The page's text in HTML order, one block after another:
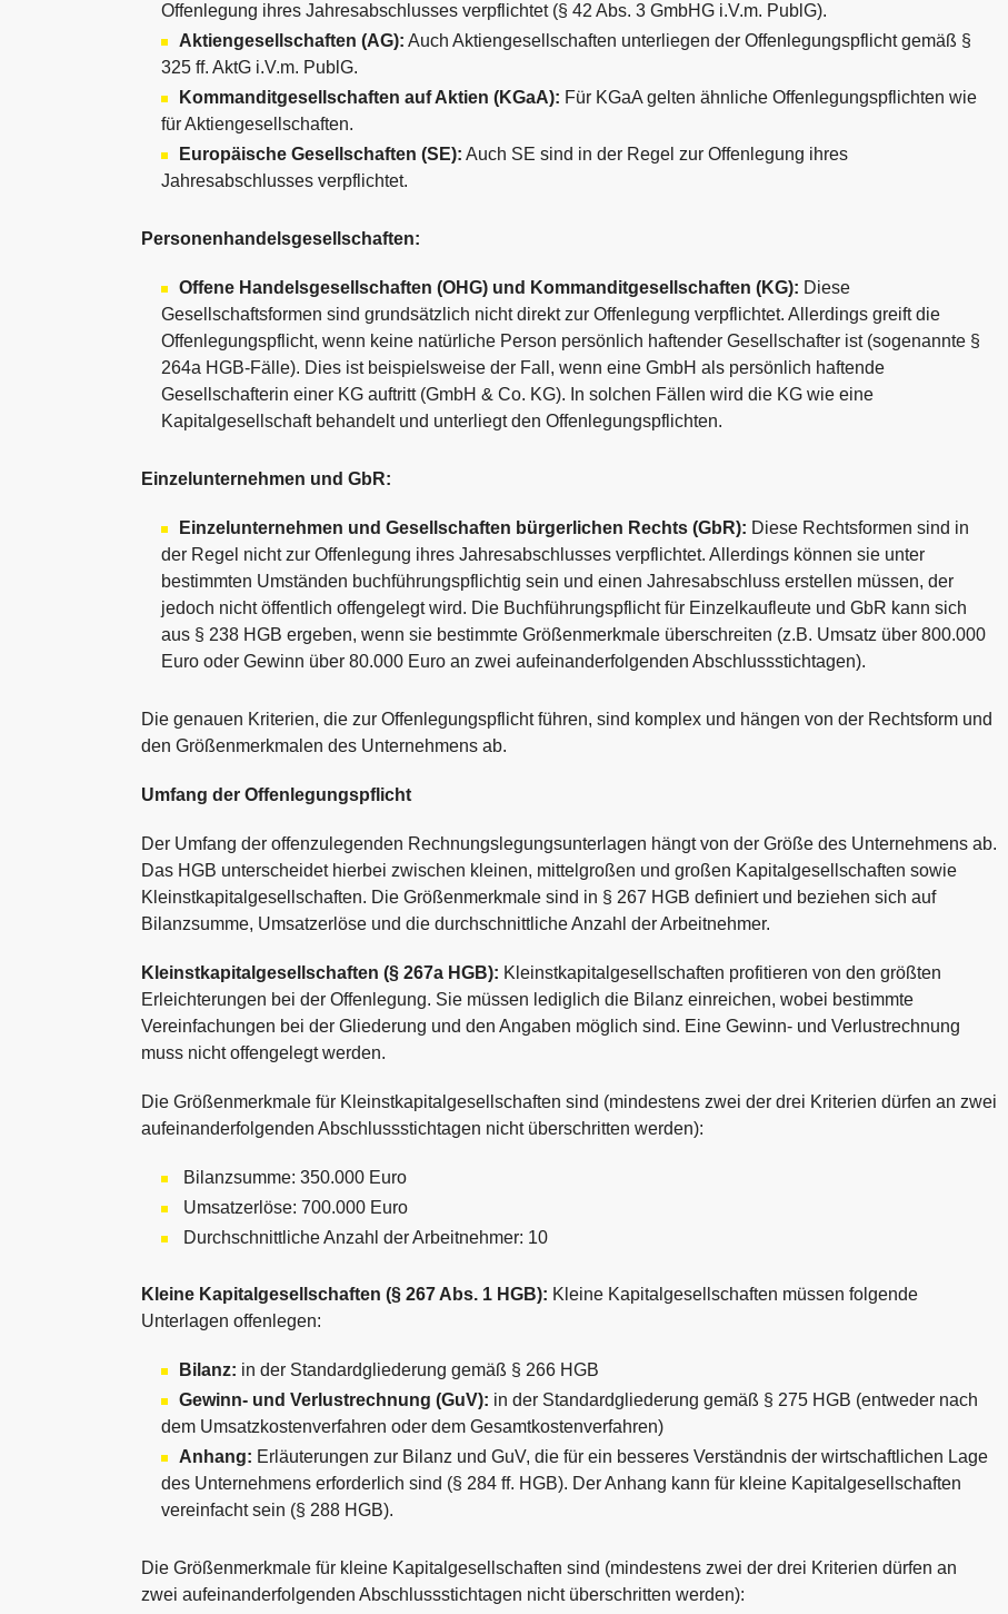
Offenlegung ihres Jahresabschlusses verpflichtet (§ 42 Abs. 3 GmbHG i.V.m. PublG).
Aktiengesellschaften (AG): Auch Aktiengesellschaften unterliegen der Offenlegungspflicht gemäß §
325 ff. AktG i.V.m. PublG.
Kommanditgesellschaften auf Aktien (KGaA): Für KGaA gelten ähnliche Offenlegungspflichten wie
für Aktiengesellschaften.
Europäische Gesellschaften (SE): Auch SE sind in der Regel zur Offenlegung ihres
Jahresabschlusses verpflichtet.
Personenhandelsgesellschaften:
Offene Handelsgesellschaften (OHG) und Kommanditgesellschaften (KG): Diese
Gesellschaftsformen sind grundsätzlich nicht direkt zur Offenlegung verpflichtet. Allerdings greift die
Offenlegungspflicht, wenn keine natürliche Person persönlich haftender Gesellschafter ist (sogenannte §
264a HGB-Fälle). Dies ist beispielsweise der Fall, wenn eine GmbH als persönlich haftende
Gesellschafterin einer KG auftritt (GmbH & Co. KG). In solchen Fällen wird die KG wie eine
Kapitalgesellschaft behandelt und unterliegt den Offenlegungspflichten.
Einzelunternehmen und GbR:
Einzelunternehmen und Gesellschaften bürgerlichen Rechts (GbR): Diese Rechtsformen sind in
der Regel nicht zur Offenlegung ihres Jahresabschlusses verpflichtet. Allerdings können sie unter
bestimmten Umständen buchführungspflichtig sein und einen Jahresabschluss erstellen müssen, der
jedoch nicht öffentlich offengelegt wird. Die Buchführungspflicht für Einzelkaufleute und GbR kann sich
aus § 238 HGB ergeben, wenn sie bestimmte Größenmerkmale überschreiten (z.B. Umsatz über 800.000
Euro oder Gewinn über 80.000 Euro an zwei aufeinanderfolgenden Abschlussstichtagen).
Die genauen Kriterien, die zur Offenlegungspflicht führen, sind komplex und hängen von der Rechtsform und
den Größenmerkmalen des Unternehmens ab.
Umfang der Offenlegungspflicht
Der Umfang der offenzulegenden Rechnungslegungsunterlagen hängt von der Größe des Unternehmens ab.
Das HGB unterscheidet hierbei zwischen kleinen, mittelgroßen und großen Kapitalgesellschaften sowie
Kleinstkapitalgesellschaften. Die Größenmerkmale sind in § 267 HGB definiert und beziehen sich auf
Bilanzsumme, Umsatzerlöse und die durchschnittliche Anzahl der Arbeitnehmer.
Kleinstkapitalgesellschaften (§ 267a HGB): Kleinstkapitalgesellschaften profitieren von den größten
Erleichterungen bei der Offenlegung. Sie müssen lediglich die Bilanz einreichen, wobei bestimmte
Vereinfachungen bei der Gliederung und den Angaben möglich sind. Eine Gewinn- und Verlustrechnung
muss nicht offengelegt werden.
Die Größenmerkmale für Kleinstkapitalgesellschaften sind (mindestens zwei der drei Kriterien dürfen an zwei
aufeinanderfolgenden Abschlussstichtagen nicht überschritten werden):
Bilanzsumme: 350.000 Euro
Umsatzerlöse: 700.000 Euro
Durchschnittliche Anzahl der Arbeitnehmer: 10
Kleine Kapitalgesellschaften (§ 267 Abs. 1 HGB): Kleine Kapitalgesellschaften müssen folgende
Unterlagen offenlegen:
Bilanz: in der Standardgliederung gemäß § 266 HGB
Gewinn- und Verlustrechnung (GuV): in der Standardgliederung gemäß § 275 HGB (entweder nach
dem Umsatzkostenverfahren oder dem Gesamtkostenverfahren)
Anhang: Erläuterungen zur Bilanz und GuV, die für ein besseres Verständnis der wirtschaftlichen Lage
des Unternehmens erforderlich sind (§ 284 ff. HGB). Der Anhang kann für kleine Kapitalgesellschaften
vereinfacht sein (§ 288 HGB).
Die Größenmerkmale für kleine Kapitalgesellschaften sind (mindestens zwei der drei Kriterien dürfen an
zwei aufeinanderfolgenden Abschlussstichtagen nicht überschritten werden):